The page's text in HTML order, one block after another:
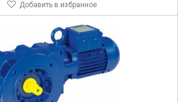
Добавить в избранное